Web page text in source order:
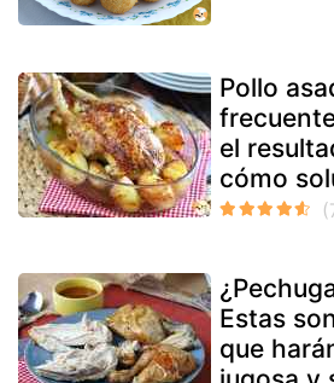
Pollo
el
cómo
Estas
que